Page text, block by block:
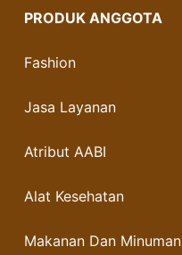
PRODUK ANGGOTA
Fashion
Jasa Layanan
Atribut AABI
Alat Kesehatan
Makanan Dan Minuman